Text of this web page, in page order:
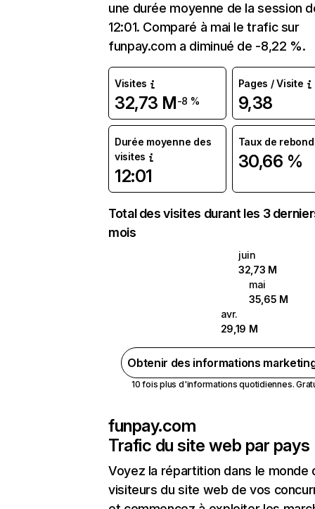
une durée moyenne de la session
12:01. Comparé à mai le trafic sur
funpay.com a diminué de -8,22 %.
Visites
32,73 M-8 %
Pages / Visite
9,38
Durée moyenne des
visites
12:01
Taux de rebond
30,66 %
Total des visites durant les 3
mois
juin
32,73 M
mai
35,65 M
avr.
29,19 M
Obtenir des informations
10 fois plus d'informations quotidiennes.
funpay.com
Trafic du site web par pays
Voyez la répartition dans le monde
visiteurs du site web de vos